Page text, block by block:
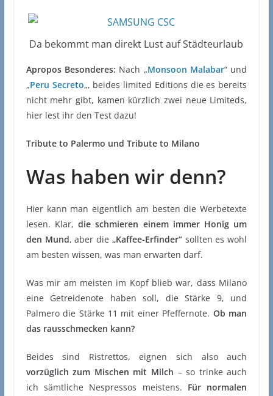
Da bekommt man direkt Lust auf Städteurlaub
Apropos Besonderes: Nach „Monsoon Malabar“ und
„Peru Secreto„, beides limited Editions die es bereits
nicht mehr gibt, kamen kürzlich zwei neue Limiteds,
hier lest ihr den Test dazu!
Tribute to Palermo und Tribute to Milano
Was haben wir denn?
Hier kann man eigentlich am besten die Werbetexte
lesen. Klar,die schmieren einem immer Honig um
den Mund, aber die „Kaffee-Erfinder“sollten es wohl
am besten wissen, was man erwarten darf.
Was mir am meisten im Kopf blieb war, dass Milano
eine Getreidenote haben soll, die Stärke 9, und
Palmero die Stärke 11 mit einer Pfeffernote. Ob man
das rausschmecken kann?
Beides sind Ristrettos, eignen sich also auch
vorzüglich zum Mischen mit Milch – so trinke auch
ich sämtliche Nespressos meistens. Für normalen